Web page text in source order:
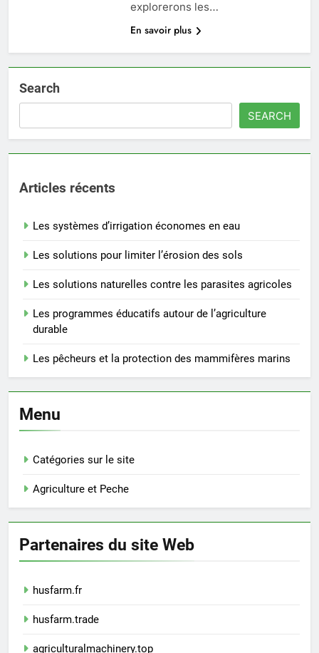
explorerons les…
En savoir plus
Search
SEARCH
Articles récents
Les systèmes d’irrigation économes en eau
Les solutions pour limiter l’érosion des sols
Les solutions naturelles contre les parasites agricoles
Les programmes éducatifs autour de l’agriculture
durable
Les pêcheurs et la protection des mammifères marins
Menu
Catégories sur le site
Agriculture et Peche
Partenaires du site Web
husfarm.fr
husfarm.trade
agriculturalmachinery.top